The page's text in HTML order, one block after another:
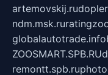
artemovskij.ru
ndm.msk.ru
globalautotrade.info
ZOOSMART.SPB.RU
remontt.spb.ru